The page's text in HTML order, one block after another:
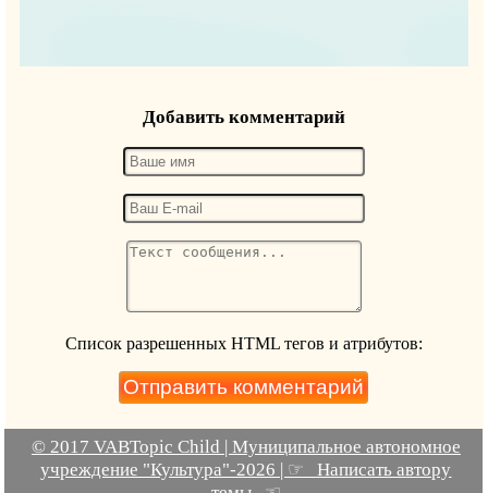
Добавить комментарий
Список разрешенных HTML тегов и атрибутов:
© 2017 VABTopic Child | Муниципальное автономное
учреждение "Культура"-2026 | ☞ Написать автору